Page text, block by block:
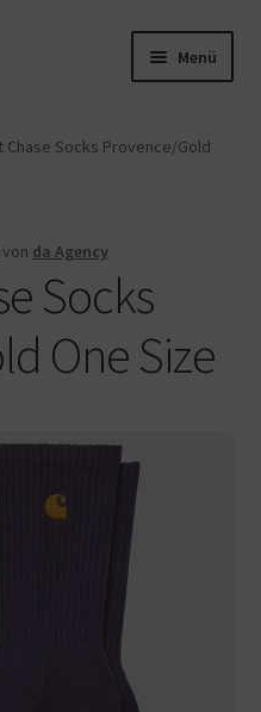
Menü
Chase Socks Provence/Gold
von da Agency
Socks
One Size